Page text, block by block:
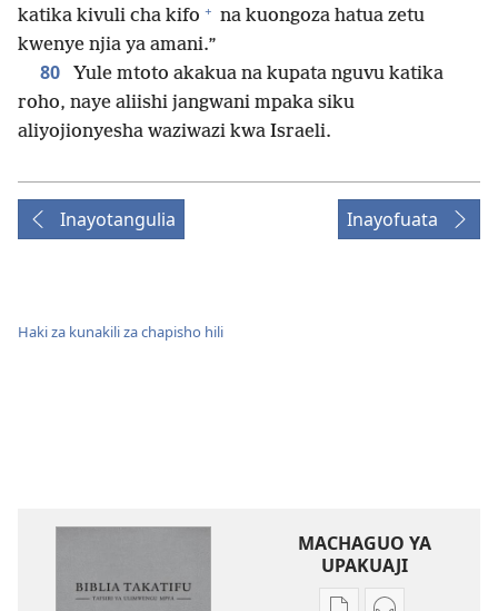
katika kivuli cha kifo + na kuongoza hatua zetu
kwenye njia ya amani.”
80
Yule mtoto akakua na kupata nguvu katika
roho, naye aliishi jangwani mpaka siku
aliyojionyesha waziwazi kwa Israeli.
Inayotangulia Inayofuata
Haki za kunakili za chapisho hili
MACHAGUO YA
UPAKUAJI